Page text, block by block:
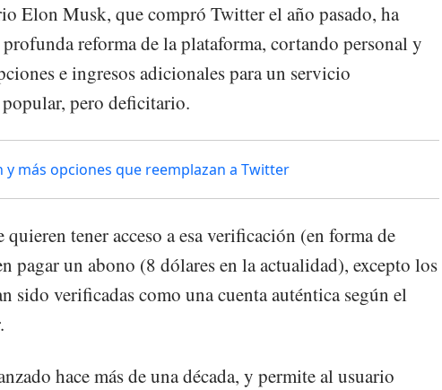
Elon Musk, que compró Twitter el año pasado, ha
reforma de la plataforma, cortando personal y
e ingresos adicionales para un servicio
pero deficitario.
y más opciones que reemplazan a Twitter
tener acceso a esa verificación (en forma de
pagar un abono (8 dólares en la actualidad), excepto los
sido verificadas como una cuenta auténtica según el
hace más de una década, y permite al usuario